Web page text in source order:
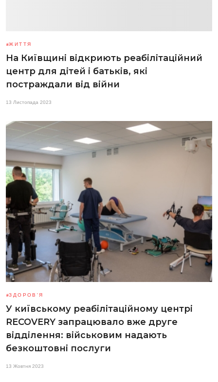
ЖИТТЯ
На Київщині відкриють реабілітаційний
центр для дітей і батьків, які
постраждали від війни
13 Листопада 2023
ЗДОРОВ'Я
У київському реабілітаційному центрі
RECOVERY запрацювало вже друге
відділення: військовим надають
безкоштовні послуги
13 Жовтня 2023